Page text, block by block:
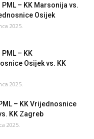
– KK Marsonija vs.
Osijek
2025.
– KK
Osijek vs. KK
2025.
– KK Vrijednosnice
KK Zagreb
2025.